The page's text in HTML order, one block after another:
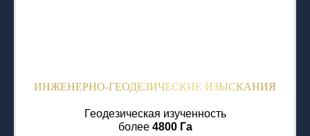
ИНЖЕНЕРНО-ГЕОДЕЗИЧЕСКИЕ ИЗЫСКАНИЯ
Геодезическая изученность
более 4800 Га